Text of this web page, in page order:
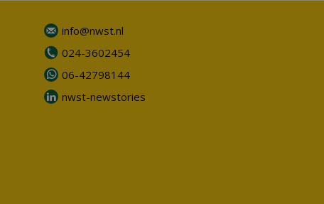
info@nwst.nl
024-3602454
06-42798144
nwst-newstories